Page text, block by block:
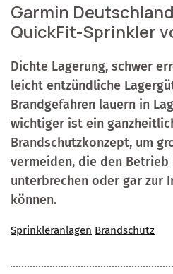
Garmin
QuickFit-Sprinkler
Dichte Lagerung, schwer
leicht entzündliche
Brandgefahren lauern in
wichtiger ist ein
Brandschutzkonzept, um
vermeiden, die den
unterbrechen oder gar zur
können.
Sprinkleranlagen Brandschutz